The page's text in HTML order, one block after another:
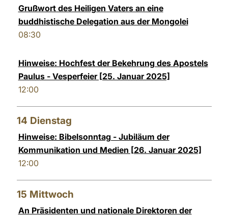
Grußwort des Heiligen Vaters an eine
buddhistische Delegation aus der Mongolei
08:30
Hinweise: Hochfest der Bekehrung des Apostels
Paulus - Vesperfeier [25. Januar 2025]
12:00
14 Dienstag
Hinweise: Bibelsonntag - Jubiläum der
Kommunikation und Medien [26. Januar 2025]
12:00
15 Mittwoch
An Präsidenten und nationale Direktoren der